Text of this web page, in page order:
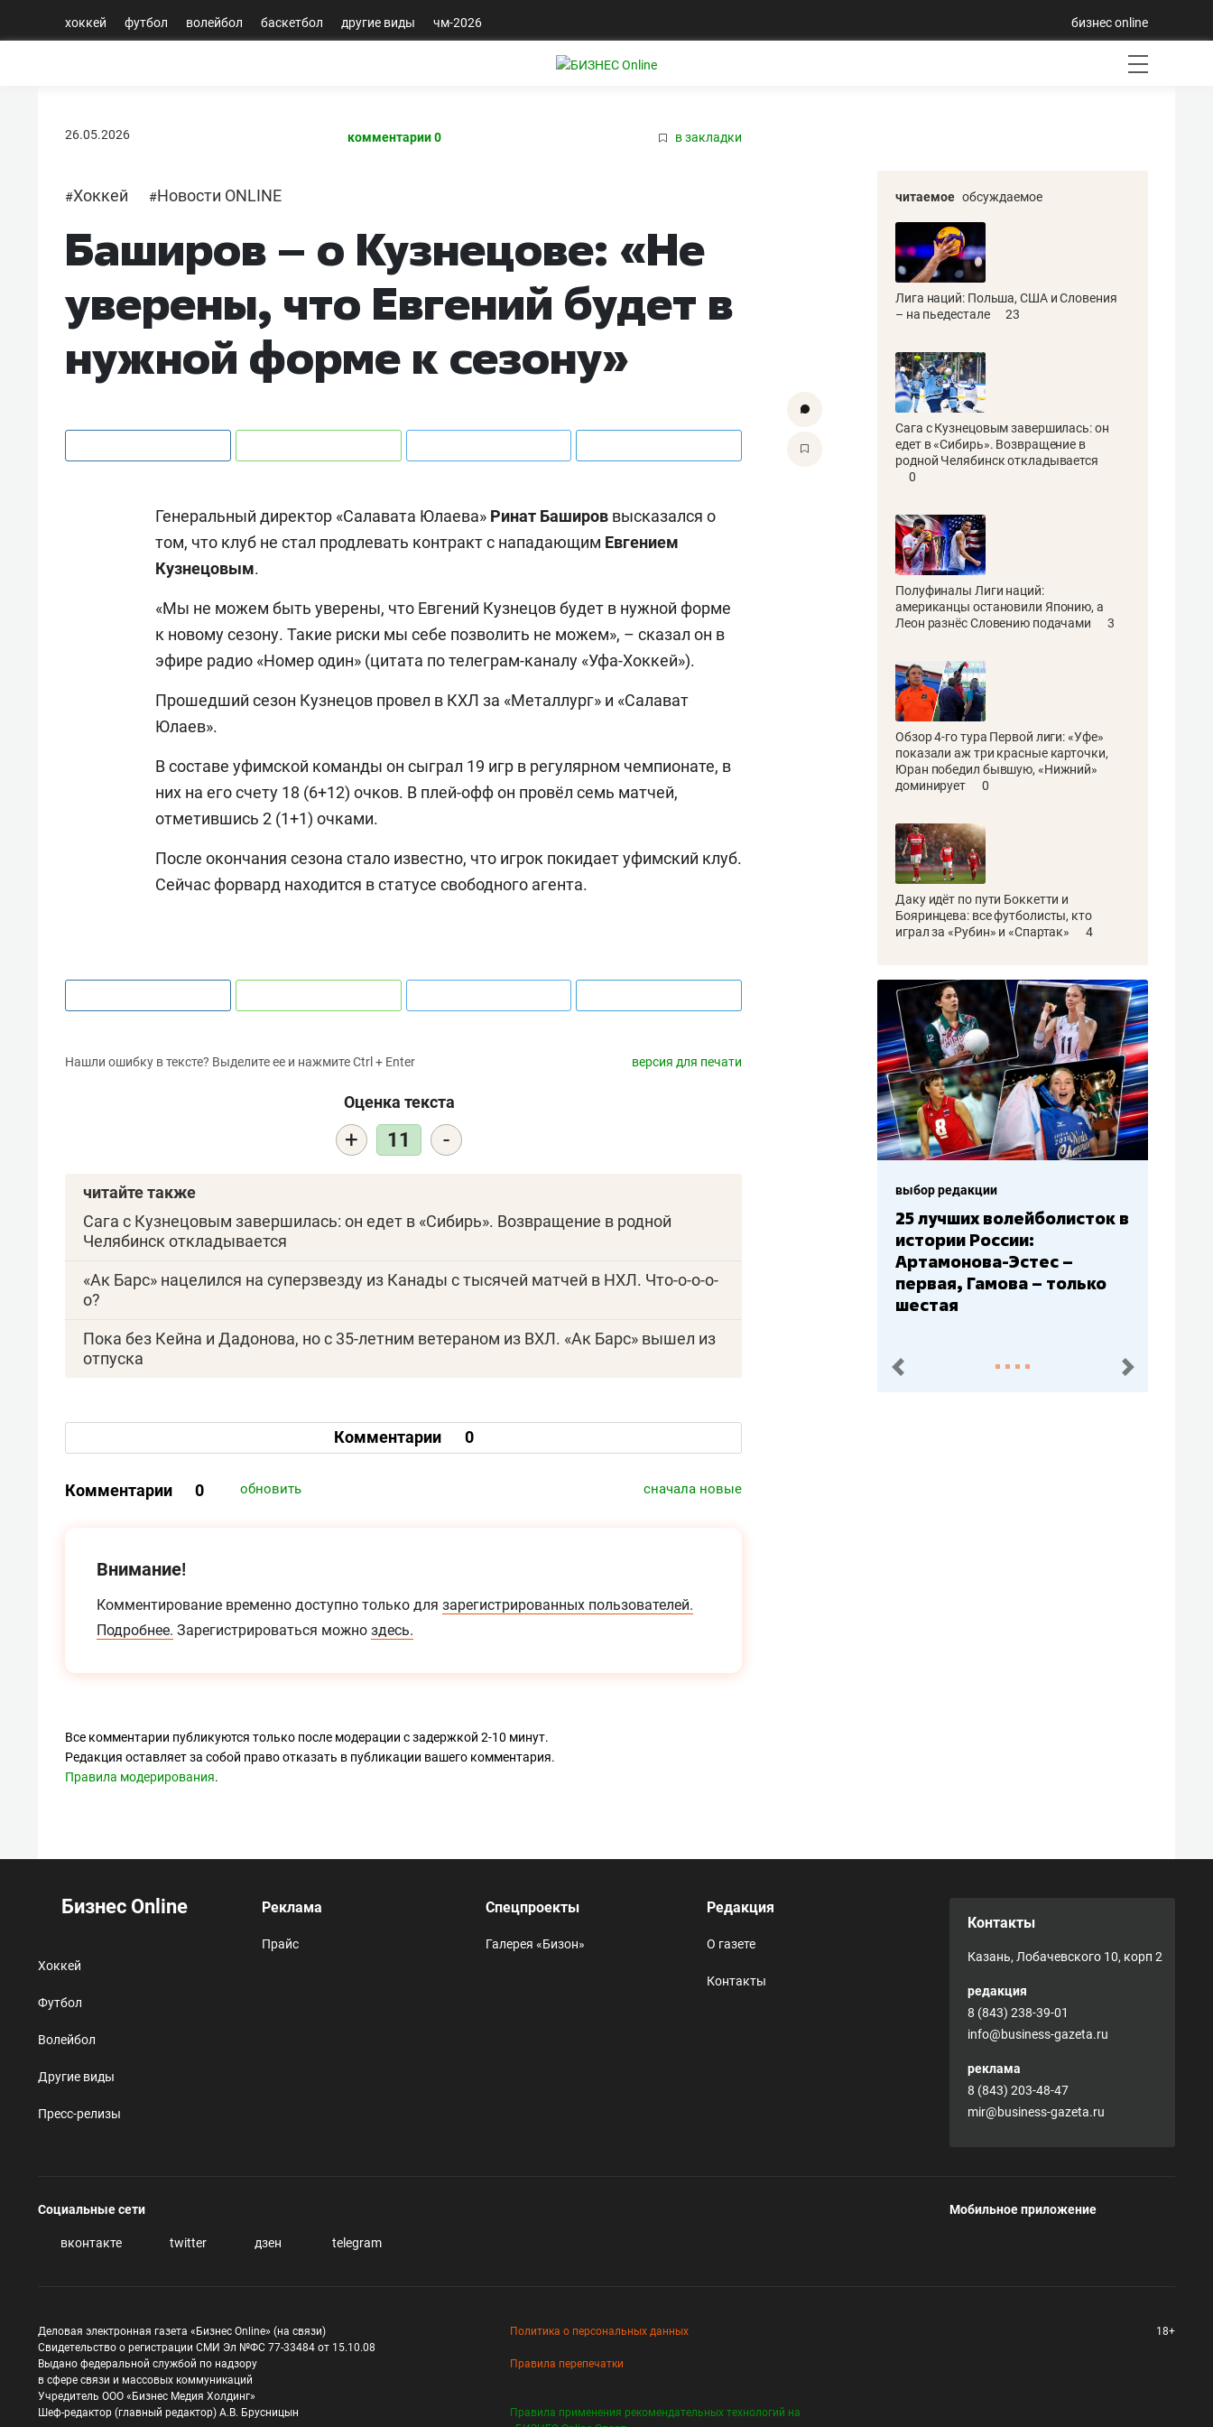
хоккей футбол волейбол баскетбол другие виды чм-2026 бизнес online
26.05.2026 комментарии 0 в закладки
#Хоккей #Новости ONLINE
Баширов – о Кузнецове: «Не
уверены, что Евгений будет в
нужной форме к сезону»
Генеральный директор «Салавата Юлаева» Ринат Баширов высказался о
том, что клуб не стал продлевать контракт с нападающим Евгением
Кузнецовым.
«Мы не можем быть уверены, что Евгений Кузнецов будет в нужной форме
к новому сезону. Такие риски мы себе позволить не можем», – сказал он в
эфире радио «Номер один» (цитата по телеграм-каналу «Уфа-Хоккей»).
Прошедший сезон Кузнецов провел в КХЛ за «Металлург» и «Салават
Юлаев».
В составе уфимской команды он сыграл 19 игр в регулярном чемпионате, в
них на его счету 18 (6+12) очков. В плей-офф он провёл семь матчей,
отметившись 2 (1+1) очками.
После окончания сезона стало известно, что игрок покидает уфимский клуб.
Сейчас форвард находится в статусе свободного агента.
Нашли ошибку в тексте? Выделите ее и нажмите Ctrl + Enter версия для печати
Оценка текста
+ 11 -
читайте также
Сага с Кузнецовым завершилась: он едет в «Сибирь». Возвращение в родной
Челябинск откладывается
«Ак Барс» нацелился на суперзвезду из Канады с тысячей матчей в НХЛ. Что-о-о-о-
о?
Пока без Кейна и Дадонова, но с 35-летним ветераном из ВХЛ. «Ак Барс» вышел из
отпуска
Комментарии 0
Комментарии 0 обновить сначала новые
Внимание!
Комментирование временно доступно только для зарегистрированных пользователей.
Подробнее. Зарегистрироваться можно здесь.
Все комментарии публикуются только после модерации с задержкой 2-10 минут.
Редакция оставляет за собой право отказать в публикации вашего комментария.
Правила модерирования.
читаемое обсуждаемое
Лига наций: Польша, США и Словения
– на пьедестале
23
Сага с Кузнецовым завершилась: он
едет в «Сибирь». Возвращение в
родной Челябинск откладывается
0
Полуфиналы Лиги наций:
американцы остановили Японию, а
Леон разнёс Словению подачами
3
Обзор 4-го тура Первой лиги: «Уфе»
показали аж три красные карточки,
Юран победил бывшую, «Нижний»
доминирует
0
Даку идёт по пути Боккетти и
Бояринцева: все футболисты, кто
играл за «Рубин» и «Спартак»
4
выбор редакции
25 лучших волейболисток в
истории России:
Артамонова-Эстес –
первая, Гамова – только
шестая
пред. след.
Бизнес Online
Хоккей
Футбол
Волейбол
Другие виды
Пресс-релизы
Реклама
Прайс
Спецпроекты
Галерея «Бизон»
Редакция
О газете
Контакты
Контакты
Казань, Лобачевского 10, корп 2
редакция
8 (843) 238-39-01
info@business-gazeta.ru
реклама
8 (843) 203-48-47
mir@business-gazeta.ru
Социальные сети
вконтакте twitter дзен telegram
Мобильное приложение
Деловая электронная газета «Бизнес Online» (на связи)
Свидетельство о регистрации СМИ Эл №ФС 77-33484 от 15.10.08
Выдано федеральной службой по надзору
в сфере связи и массовых коммуникаций
Учредитель ООО «Бизнес Медия Холдинг»
Шеф-редактор (главный редактор) А.В. Брусницын
Политика о персональных данных
Правила перепечатки
Правила применения рекомендательных технологий на
18+